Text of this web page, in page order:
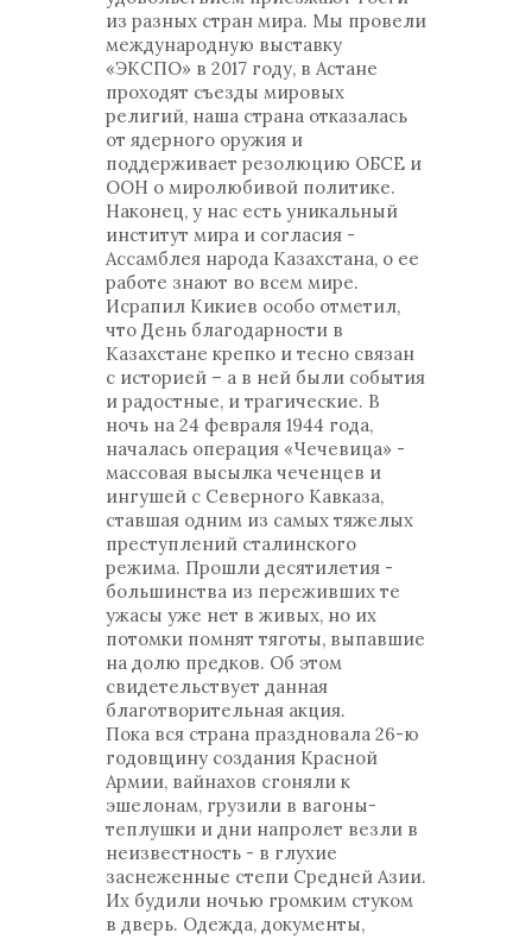
из разных стран мира. Мы провели
международную выставку
«ЭКСПО» в 2017 году, в Астане
проходят съезды мировых
религий, наша страна отказалась
от ядерного оружия и
поддерживает резолюцию ОБСЕ и
ООН о миролюбивой политике.
Наконец, у нас есть уникальный
институт мира и согласия -
Ассамблея народа Казахстана, о ее
работе знают во всем мире.
Исрапил Кикиев особо отметил,
что День благодарности в
Казахстане крепко и тесно связан
с историей – а в ней были события
и радостные, и трагические. В
ночь на 24 февраля 1944 года,
началась операция «Чечевица» -
массовая высылка чеченцев и
ингушей с Северного Кавказа,
ставшая одним из самых тяжелых
преступлений сталинского
режима. Прошли десятилетия -
большинства из переживших те
ужасы уже нет в живых, но их
потомки помнят тяготы, выпавшие
на долю предков. Об этом
свидетельствует данная
благотворительная акция.
Пока вся страна праздновала 26-ю
годовщину создания Красной
Армии, вайнахов сгоняли к
эшелонам, грузили в вагоны-
теплушки и дни напролет везли в
неизвестность - в глухие
заснеженные степи Средней Азии.
Их будили ночью громким стуком
в дверь. Одежда, документы,